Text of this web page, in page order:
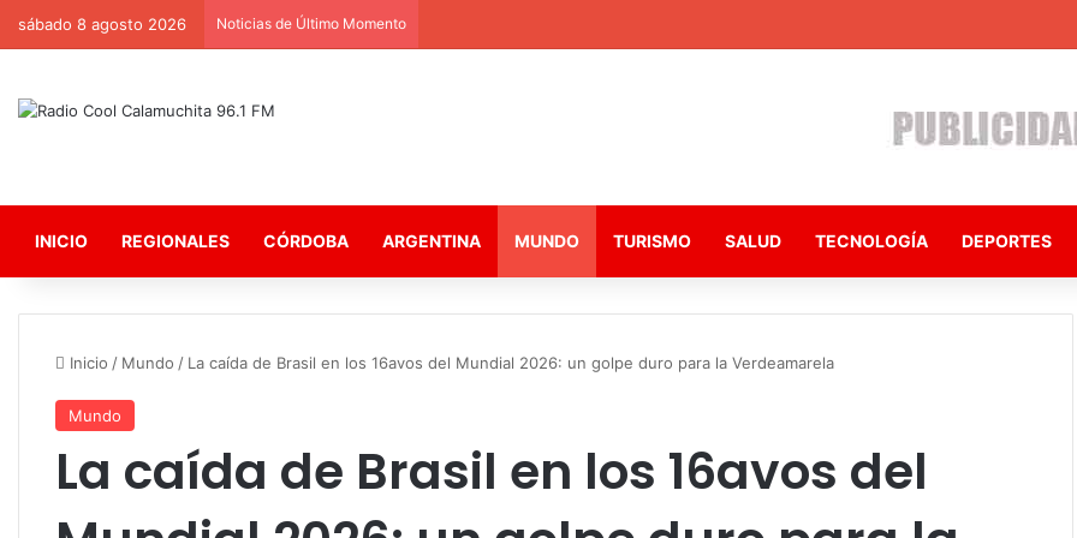
sábado 8 agosto 2026 Noticias de Último Momento
INICIO REGIONALES CÓRDOBA ARGENTINA MUNDO TURISMO SALUD TECNOLOGÍA DEPORTES
Inicio / Mundo / La caída de Brasil en los 16avos del Mundial 2026: un golpe duro para la Verdeamarela
Mundo
La caída de Brasil en los 16avos del